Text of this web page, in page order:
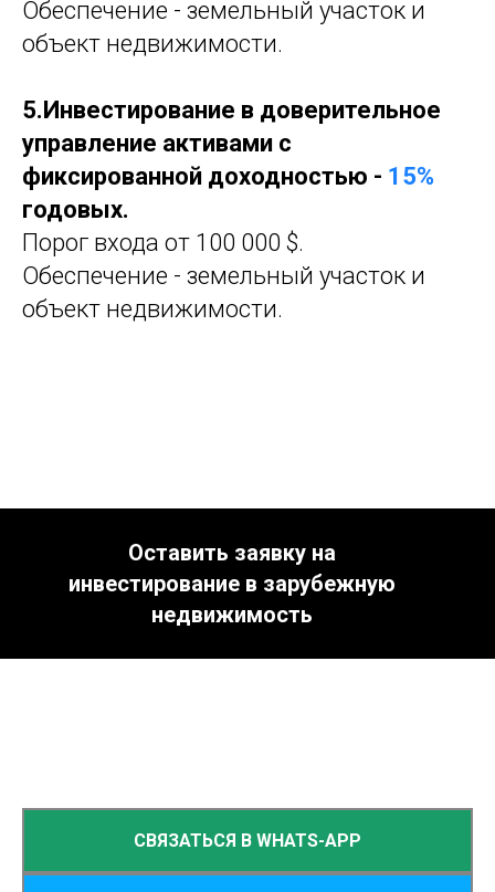
Обеспечение - земельный участок и
объект недвижимости.
5.Инвестирование в доверительное
управление активами с
фиксированной доходностью - 15%
годовых.
Порог входа от 100 000 $.
Обеспечение - земельный участок и
объект недвижимости.
Оставить заявку на
инвестирование в зарубежную
недвижимость
СВЯЗАТЬСЯ В WHATS-APP